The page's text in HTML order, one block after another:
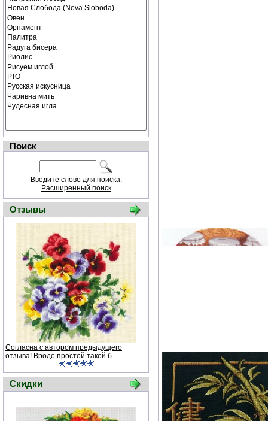
Поиск
Введите слово для поиска.
Расширенный поиск
Отзывы
Согласна с автором предыдущего
отзыва! Вроде простой такой б ..
Скидки